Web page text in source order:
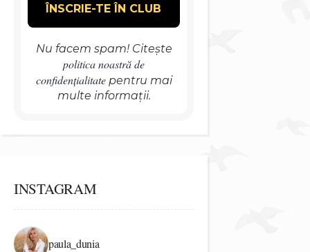
Nu facem spam! Citește
politica noastră de
confidențialitatepentru mai
multe informații.
INSTAGRAM
paula_dunia